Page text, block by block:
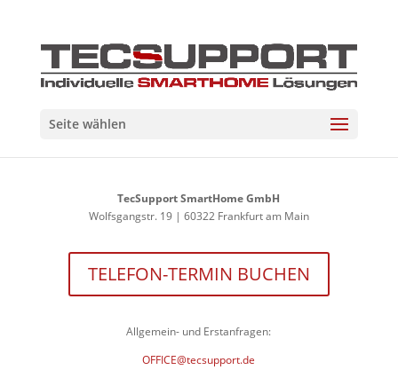
Seite wählen
TecSupport SmartHome GmbH
Wolfsgangstr. 19 | 60322 Frankfurt am Main
TELEFON-TERMIN BUCHEN
Allgemein- und Erstanfragen:
OFFICE@tecsupport.de